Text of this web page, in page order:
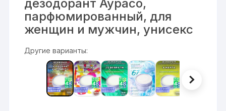
дезодорант Аурасо,
парфюмированный, для
женщин и мужчин, унисекс
Другие варианты: